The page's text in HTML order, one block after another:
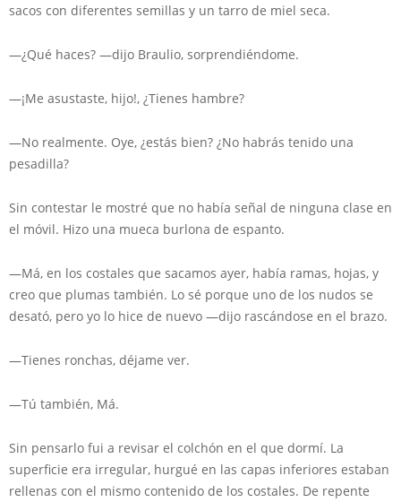
sacos con diferentes semillas y un tarro de miel seca.
—¿Qué haces? —dijo Braulio, sorprendiéndome.
—¡Me asustaste, hijo!, ¿Tienes hambre?
—No realmente. Oye, ¿estás bien? ¿No habrás tenido una
pesadilla?
Sin contestar le mostré que no había señal de ninguna clase en
el móvil. Hizo una mueca burlona de espanto.
—Má, en los costales que sacamos ayer, había ramas, hojas, y
creo que plumas también. Lo sé porque uno de los nudos se
desató, pero yo lo hice de nuevo —dijo rascándose en el brazo.
—Tienes ronchas, déjame ver.
—Tú también, Má.
Sin pensarlo fui a revisar el colchón en el que dormí. La
superficie era irregular, hurgué en las capas inferiores estaban
rellenas con el mismo contenido de los costales. De repente